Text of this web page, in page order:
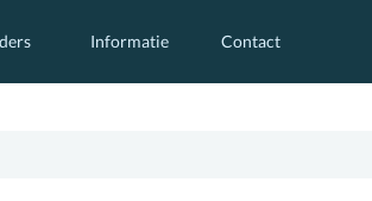
Informatie Contact